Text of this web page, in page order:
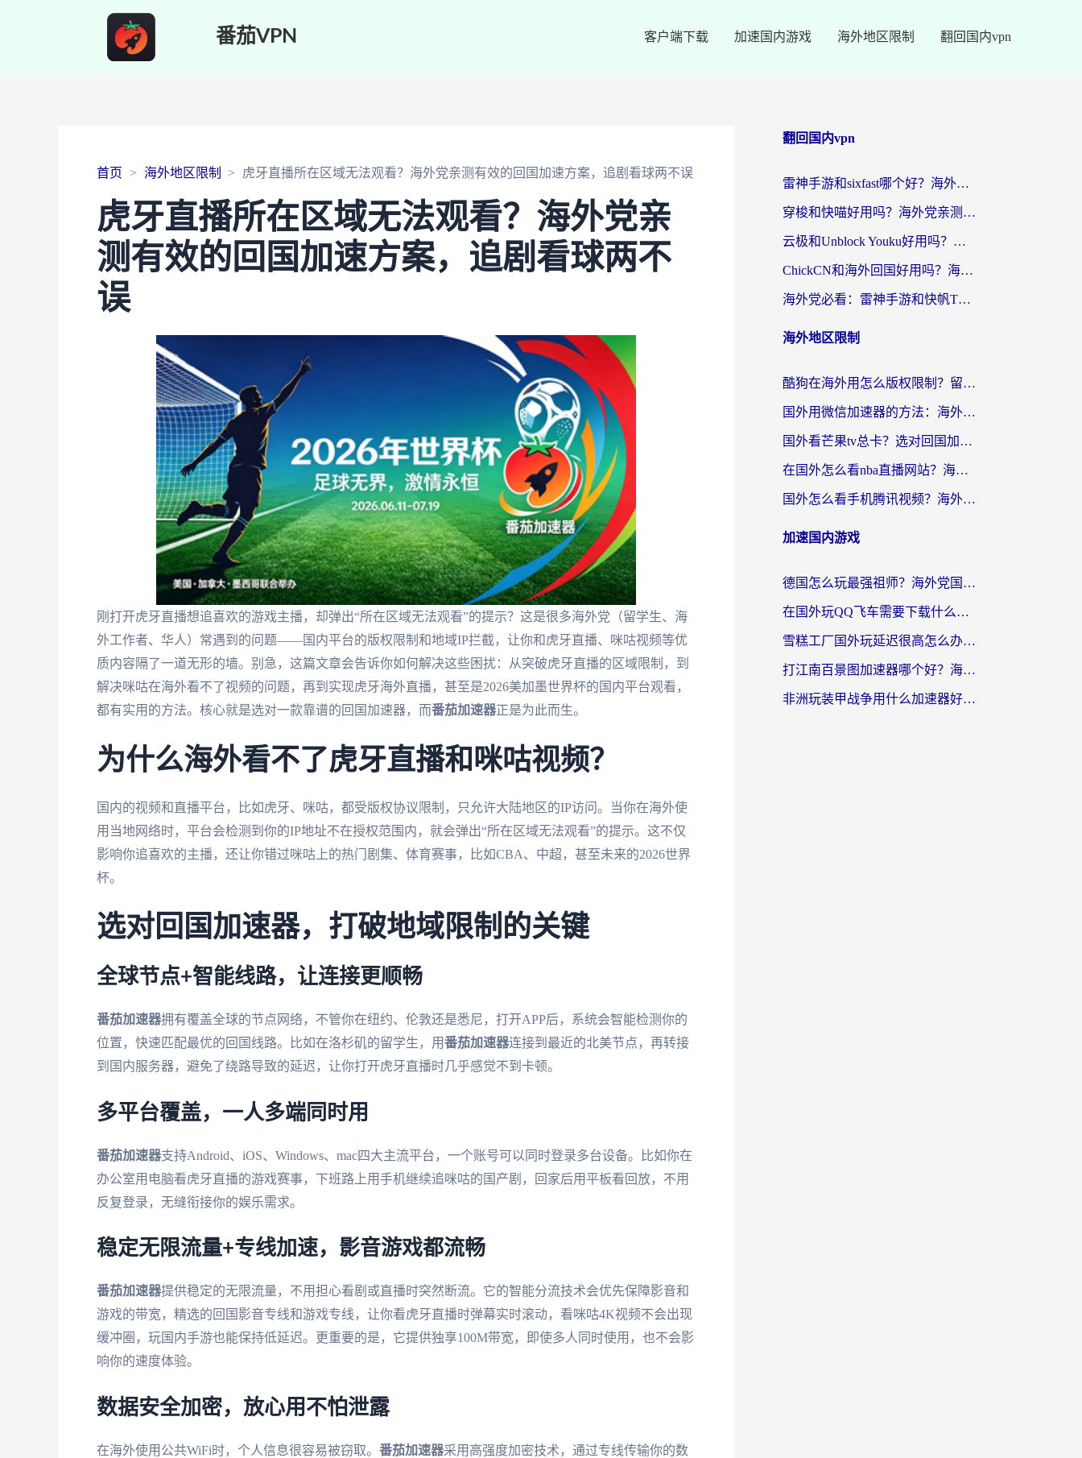
番茄VPN 客户端下载 加速国内游戏 海外地区限制 翻回国内vpn
首页 海外地区限制 虎牙直播所在区域无法观看？海外党亲测有效的回国加速方案，追剧看球两不误
虎牙直播所在区域无法观看？海外党亲
测有效的回国加速方案，追剧看球两不
误
刚打开虎牙直播想追喜欢的游戏主播，却弹出“所在区域无法观看”的提示？这是很多海外党（留学生、海
外工作者、华人）常遇到的问题——国内平台的版权限制和地域IP拦截，让你和虎牙直播、咪咕视频等优
质内容隔了一道无形的墙。别急，这篇文章会告诉你如何解决这些困扰：从突破虎牙直播的区域限制，到
解决咪咕在海外看不了视频的问题，再到实现虎牙海外直播，甚至是2026美加墨世界杯的国内平台观看，
都有实用的方法。核心就是选对一款靠谱的回国加速器，而番茄加速器正是为此而生。
为什么海外看不了虎牙直播和咪咕视频？
国内的视频和直播平台，比如虎牙、咪咕，都受版权协议限制，只允许大陆地区的IP访问。当你在海外使
用当地网络时，平台会检测到你的IP地址不在授权范围内，就会弹出“所在区域无法观看”的提示。这不仅
影响你追喜欢的主播，还让你错过咪咕上的热门剧集、体育赛事，比如CBA、中超，甚至未来的2026世界
杯。
选对回国加速器，打破地域限制的关键
全球节点+智能线路，让连接更顺畅
番茄加速器拥有覆盖全球的节点网络，不管你在纽约、伦敦还是悉尼，打开APP后，系统会智能检测你的
位置，快速匹配最优的回国线路。比如在洛杉矶的留学生，用番茄加速器连接到最近的北美节点，再转接
到国内服务器，避免了绕路导致的延迟，让你打开虎牙直播时几乎感觉不到卡顿。
多平台覆盖，一人多端同时用
番茄加速器支持Android、iOS、Windows、mac四大主流平台，一个账号可以同时登录多台设备。比如你在
办公室用电脑看虎牙直播的游戏赛事，下班路上用手机继续追咪咕的国产剧，回家后用平板看回放，不用
反复登录，无缝衔接你的娱乐需求。
稳定无限流量+专线加速，影音游戏都流畅
番茄加速器提供稳定的无限流量，不用担心看剧或直播时突然断流。它的智能分流技术会优先保障影音和
游戏的带宽，精选的回国影音专线和游戏专线，让你看虎牙直播时弹幕实时滚动，看咪咕4K视频不会出现
缓冲圈，玩国内手游也能保持低延迟。更重要的是，它提供独享100M带宽，即使多人同时使用，也不会影
响你的速度体验。
数据安全加密，放心用不怕泄露
在海外使用公共WiFi时，个人信息很容易被窃取。 番茄加速器采用高强度加密技术，通过专线传输你的数
翻回国内vpn
雷神手游和sixfast哪个好？海外党亲测3款回国加速器，教你选对不踩坑
穿梭和快喵好用吗？海外党亲测：小众加速器对比+番茄加速器深度体验
云极和Unblock Youku好用吗？海外党亲测+2026回国加速器避坑指南
ChickCN和海外回国好用吗？海外党2026亲测：从手游到影音，选对加速器的3个关键
海外党必看：雷神手游和快帆TV版好用吗？3步选对回国加速器不踩坑
海外地区限制
酷狗在海外用怎么版权限制？留学生亲测：3步解决听国内音乐难题
国外用微信加速器的方法：海外党无缝连接国内生活的实用指南
国外看芒果tv总卡？选对回国加速器，轻松追《浪姐》不费劲
在国外怎么看nba直播网站？海外党专属体育观赛指南，告别地区限制！
国外怎么看手机腾讯视频？海外党亲测有效的追剧加速器选择指南
加速国内游戏
德国怎么玩最强祖师？海外党国服游戏加速器选择全攻略（附宝可梦Online实测）
在国外玩QQ飞车需要下载什么加速器呢？海外党亲测有效的国服游戏加速指南
雪糕工厂国外玩延迟很高怎么办？海外玩家国服游戏加速终极攻略（附实测推荐）
打江南百景图加速器哪个好？海外党踩坑N次后，终于找到不卡的秘诀
非洲玩装甲战争用什么加速器好？海外党亲测有效的国服游戏加速方案